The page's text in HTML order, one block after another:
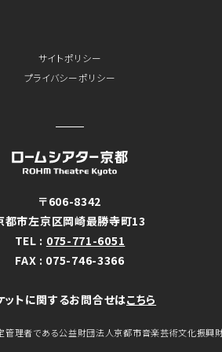
サイトポリシー
プライバシーポリシー
〒606-8342
都市左京区岡崎最勝寺町13
TEL : 075-771-6051
FAX : 075-746-3366
ットに関するお問合せはこちら
管理者である公益財団法人京都市音楽芸術文化振興財